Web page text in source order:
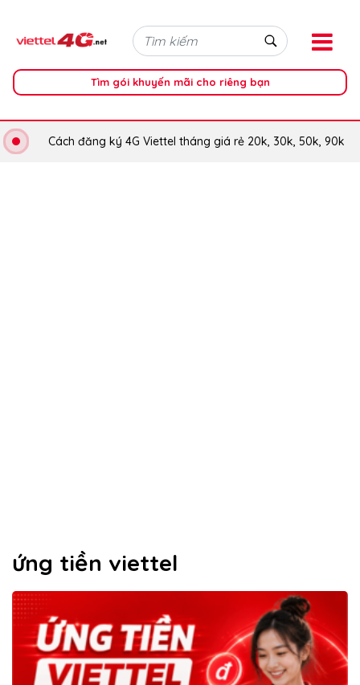
Tìm gói khuyến mãi cho riêng bạn
Cách đăng ký 4G Viettel tháng giá rẻ 20k, 30k, 50k, 90k
ứng tiền viettel